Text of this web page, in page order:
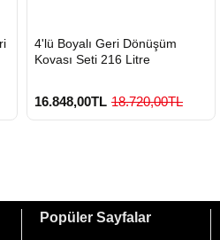
GÖNDERİ
4'lü Boyalı Geri Dönüşüm
Kovası Seti 216 Litre
16.848,00TL 18.720,00TL
Popüler Sayfalar